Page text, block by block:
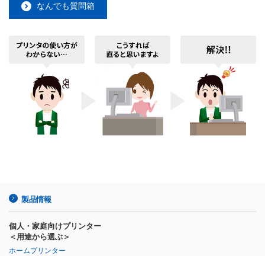
なんでも質問箱
製品情報
個人・家庭向けプリンター
＜用途から選ぶ＞
ホームプリンター